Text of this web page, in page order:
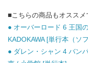
■こちらの商品もオススメ
● オーバーロード 6 王国
KADOKAWA [単行本（ソ
● ダレン・シャン 4 バン